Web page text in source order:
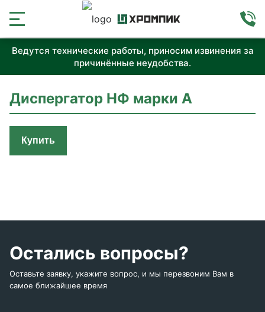
Ведутся технические работы, приносим извинения за
причинённые неудобства.
Диспергатор НФ марки А
Купить
Остались вопросы?
Оставьте заявку, укажите вопрос, и мы перезвоним Вам в
самое ближайшее время